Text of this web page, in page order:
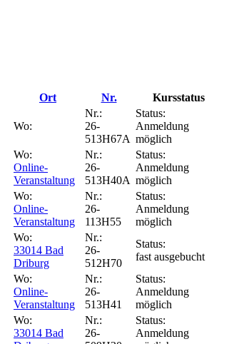
Ort Nr. Kursstatus
Wo:
Nr.:
26-
513H67A
Status:
Anmeldung
möglich
Wo:
Online-
Veranstaltung
Nr.:
26-
513H40A
Status:
Anmeldung
möglich
Wo:
Online-
Veranstaltung
Nr.:
26-
113H55
Status:
Anmeldung
möglich
Wo:
33014 Bad
Driburg
Nr.:
26-
512H70
Status:
fast ausgebucht
Wo:
Online-
Veranstaltung
Nr.:
26-
513H41
Status:
Anmeldung
möglich
Wo:
33014 Bad
Nr.:
26-
Status:
Anmeldung